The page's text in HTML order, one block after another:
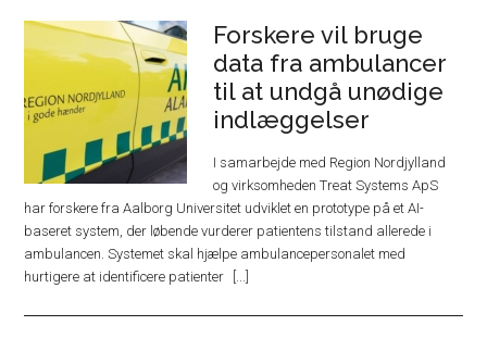
Forskere vil bruge
data fra ambulancer
til at undgå unødige
indlæggelser
I samarbejde med Region Nordjylland
og virksomheden Treat Systems ApS
har forskere fra Aalborg Universitet udviklet en prototype på et AI-
baseret system, der løbende vurderer patientens tilstand allerede i
ambulancen. Systemet skal hjælpe ambulancepersonalet med
hurtigere at identificere patienter